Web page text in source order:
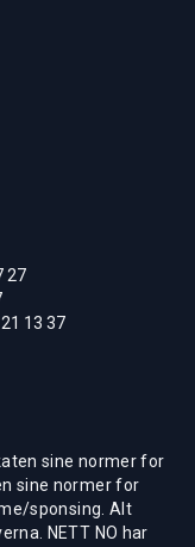
27
13 37
sine normer for
sine normer for
sponsing. Alt
NETT NO har